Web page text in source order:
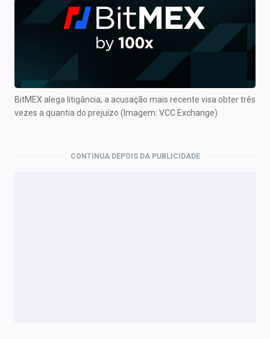
BitMEX alega litigância; a acusação mais recente visa obter três
vezes a quantia do prejuízo (Imagem: VCC Exchange)
CONTINUA DEPOIS DA PUBLICIDADE